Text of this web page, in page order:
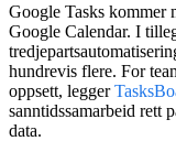
Google Tasks kommer
Google Calendar. I
hundrevis flere. For
oppsett, legger
sanntidssamarbeid rett
data.